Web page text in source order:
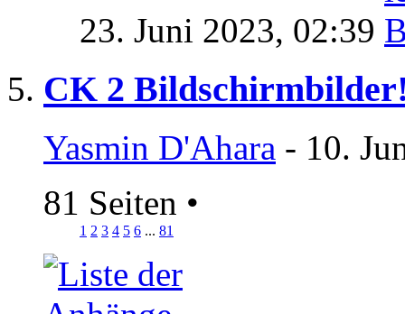
23. Juni 2023, 02:39
CK 2
Yasmin D'Ahara - 10.
81 Seiten •
1 2 3 4 5 6 ... 81